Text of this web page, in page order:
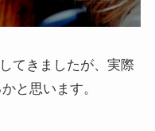
てきましたが、実際
と思います。